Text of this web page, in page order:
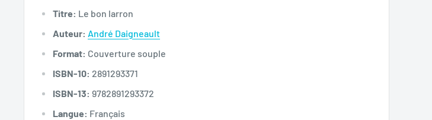
Titre: Le bon larron
Auteur: André Daigneault
Format: Couverture souple
ISBN-10: 2891293371
ISBN-13: 9782891293372
Langue: Français